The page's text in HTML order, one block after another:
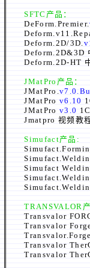
SFTC产品：
DeForm.Premier.
Deform.2D/3D.
Deform. 2D&3D
Deform.2D-HT
JMatPro 产品：
JMatPro.
JMatPro v6.10
JMatPro v3.0
Jmatpro 视频教
Simufact产品:
Simufact
TRANSVALOR
Transvalor
Transvalor
Transvalor.Forge.
Transvalor
Transvalor